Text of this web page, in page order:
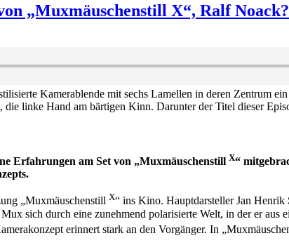
„Muxmäuschenstill X“, Ralf Noack?
Erfahrungen am Set von „Muxmäuschenstill X“
„Muxmäuschenstill X“ ins Kino. Hauptdarsteller Jan Henrik
sich durch eine zunehmend polarisierte Welt, in der er aus
erinnert stark an den Vorgänger. In